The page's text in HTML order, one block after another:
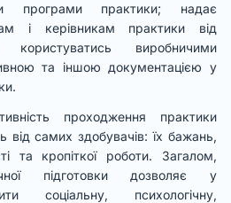
програми практики; надає
і керівникам практики від
виробничими
та іншою документацією у
проходження практики
самих здобувачів: їх бажань,
та кропіткої роботи. Загалом,
підготовки дозволяє у
соціальну, психологічну,